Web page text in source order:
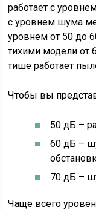
работает с
с уровнем шума
уровнем от 50 до
тихими модели от
тише работает
Чтобы вы
50 дБ –
60 дБ –
70 дБ –
Чаще всего